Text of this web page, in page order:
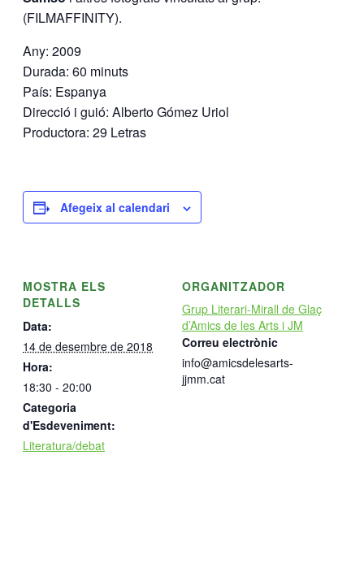
(FILMAFFINITY).
Any: 2009
Durada: 60 minuts
País: Espanya
Direcció i guió: Alberto Gómez Uriol
Productora: 29 Letras
Afegeix al calendari
MOSTRA ELS
DETALLS
Data:
14 de desembre de 2018
Hora:
18:30 - 20:00
Categoria
d'Esdeveniment:
Literatura/debat
ORGANITZADOR
Grup Literari-Mirall de Glaç
d’Amics de les Arts i JM
Correu electrònic
info@amicsdelesarts-
jjmm.cat